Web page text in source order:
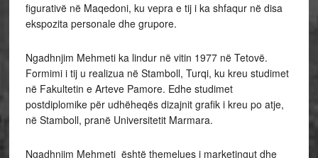
figurativë në Maqedoni, ku vepra e tij i ka shfaqur në disa
ekspozita personale dhe grupore.
Ngadhnjim Mehmeti ka lindur në vitin 1977 në Tetovë.
Formimi i tij u realizua në Stamboll, Turqi, ku kreu studimet
në Fakultetin e Arteve Pamore. Edhe studimet
postdiplomike për udhëheqës dizajnit grafik i kreu po atje,
në Stamboll, pranë Universitetit Marmara.
Ngadhnjim Mehmeti është themelues i marketingut dhe